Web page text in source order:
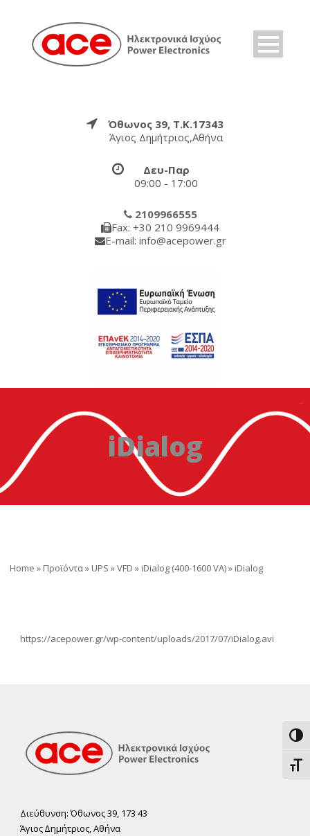
Όθωνος 39, Τ.Κ.17343
Άγιος Δημήτριος,Αθήνα
Δευ-Παρ
09:00 - 17:00
2109966555
Fax: +30 210 9969444
E-mail: info@acepower.gr
iDialog
Home » Προϊόντα» UPS »VFD » iDialog (400-1600 VA)» iDialog
https://acepower.gr/wp-content/uploads/2017/07/iDialog.avi
Διεύθυνση: Όθωνος 39, 173 43
Άγιος ∆ηµήτριος, Αθήνα